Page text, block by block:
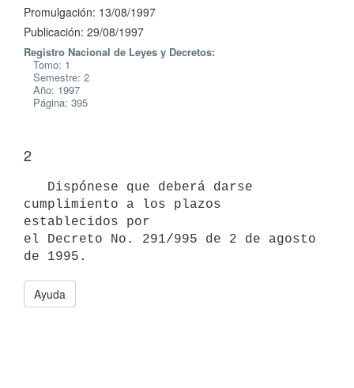
Promulgación: 13/08/1997
Publicación: 29/08/1997
Registro Nacional de Leyes y Decretos:
Tomo: 1
Semestre: 2
Año: 1997
Página: 395
2
cumplimiento a los plazos
establecidos por
el Decreto No. 291/995 de 2 de agosto
Ayuda